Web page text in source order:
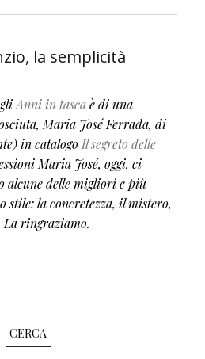
la semplicità
Anni in tascaè di una
Maria José Ferrada, di
in catalogo Il segreto delle
Maria José, oggi, ci
alcune delle migliori e più
stile: la concretezza, il mistero,
La ringraziamo.
CERCA